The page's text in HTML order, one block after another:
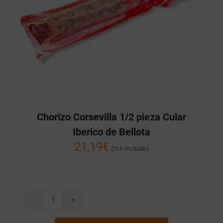
Chorizo Corsevilla 1/2 pieza Cular
Iberico de Bellota
21,19€ (IVA Incluido)
Chorizo